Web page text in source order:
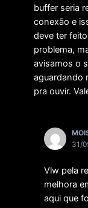
buffer seria
conexão e
deve ter
problema,
avisamos o
aguardando
pra ouvir.
31/
Vlw pela
melhora
aqui que